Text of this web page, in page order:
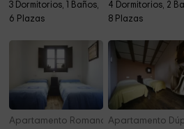
3 Dormitorios, 1 Baños,
6 Plazas
4 Dormitorios, 2
8 Plazas
Apartamento Romano Apartamento